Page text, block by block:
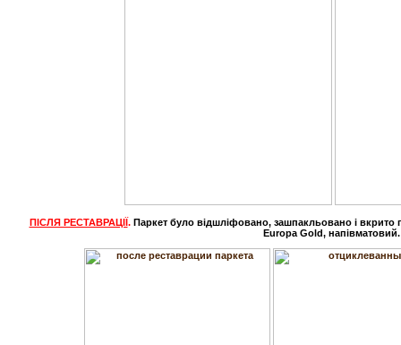
ПІСЛЯ РЕСТАВРАЦІЇ. Паркет було відшліфовано, зашпакльовано і вкрито
Europa Gold, напівматовий.